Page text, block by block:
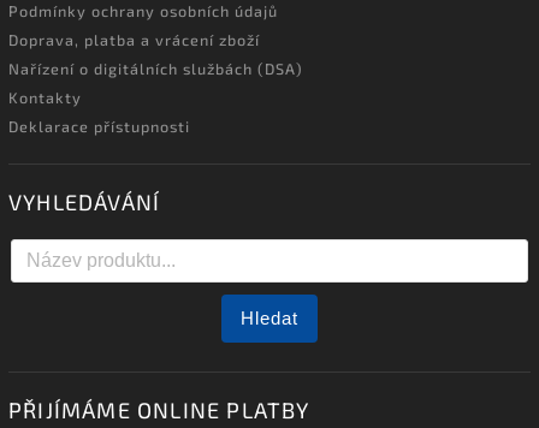
Podmínky ochrany osobních údajů
Doprava, platba a vrácení zboží
Nařízení o digitálních službách (DSA)
Kontakty
Deklarace přístupnosti
VYHLEDÁVÁNÍ
Hledat
PŘIJÍMÁME ONLINE PLATBY